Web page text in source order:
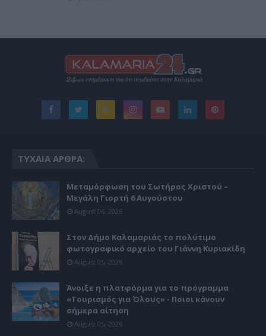
ΤΥΧΑΊΑ ΆΡΘΡΑ:
Μεταμόρφωση του Σωτήρος Χριστού –
Μεγάλη Γιορτή 6 Αυγούστου
August 06, 2026
Στον Δήμο Καλαμαριάς το πολύτιμο
φωτογραφικό αρχείο του Γιάννη Κυριακίδη
August 05, 2026
Άνοιξε η πλατφόρμα για το πρόγραμμα
«Τουρισμός για Όλους» - Ποιοι κάνουν
σήμερα αίτηση
August 05, 2026